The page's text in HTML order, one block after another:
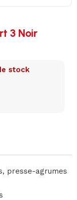
3 Noir
stock
presse-agrumes